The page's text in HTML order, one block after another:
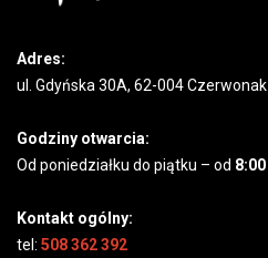
Adres:
ul. Gdyńska 30A, 62-004 Czerwonak
Godziny otwarcia:
Od poniedziałku do piątku – od 8:00
Kontakt ogólny:
tel: 508 362 392